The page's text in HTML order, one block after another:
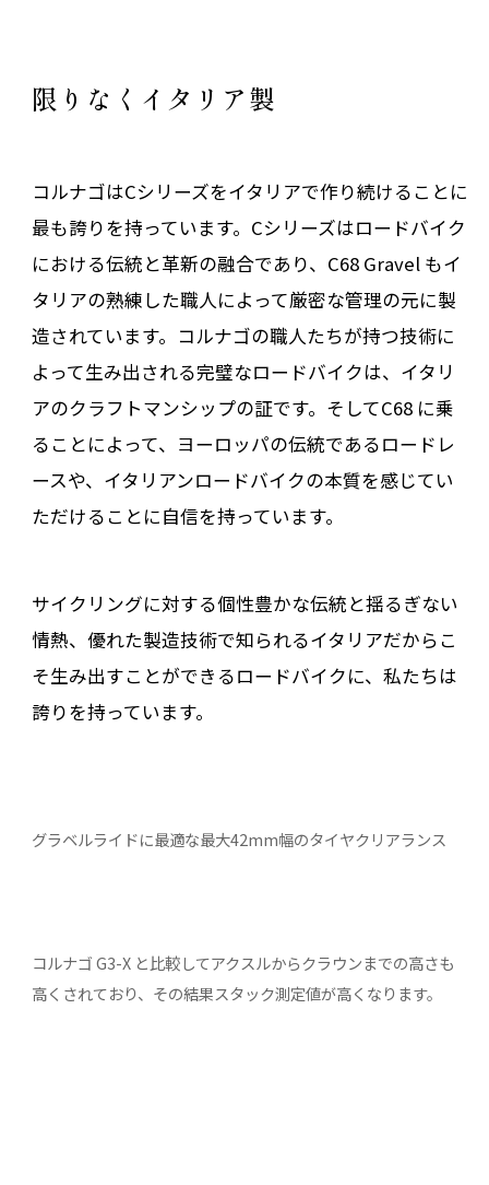
限りなくイタリア製
コルナゴはCシリーズをイタリアで作り続けることに
最も誇りを持っています。Cシリーズはロードバイク
における伝統と革新の融合であり、C68 Gravel もイ
タリアの熟練した職人によって厳密な管理の元に製
造されています。コルナゴの職人たちが持つ技術に
よって生み出される完璧なロードバイクは、イタリ
アのクラフトマンシップの証です。そしてC68 に乗
ることによって、ヨーロッパの伝統であるロードレ
ースや、イタリアンロードバイクの本質を感じてい
ただけることに自信を持っています。
サイクリングに対する個性豊かな伝統と揺るぎない
情熱、優れた製造技術で知られるイタリアだからこ
そ生み出すことができるロードバイクに、私たちは
誇りを持っています。
グラベルライドに最適な最大42mm幅のタイヤクリアランス
コルナゴ G3-X と比較してアクスルからクラウンまでの高さも
高くされており、その結果スタック測定値が高くなります。